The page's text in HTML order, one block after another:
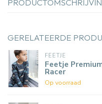
GERELATEERDE
FEETJE
Feetje
Racer
Op voorraad